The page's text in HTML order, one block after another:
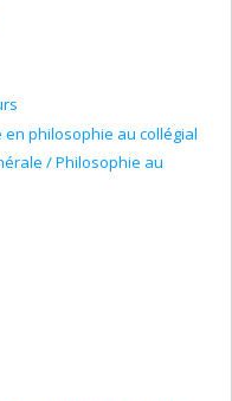
en philosophie au collégial
/ Philosophie au